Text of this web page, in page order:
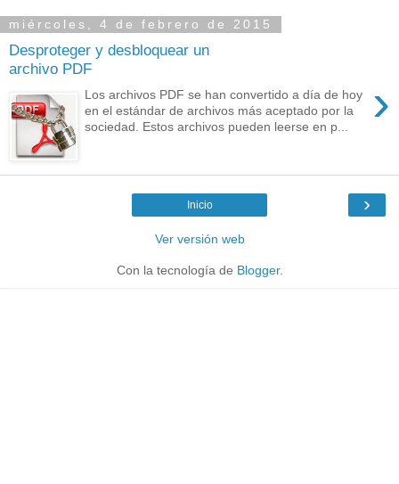
miércoles, 4 de febrero de 2015
Desproteger y desbloquear un
archivo PDF
›
Los archivos PDF se han convertido a día de hoy
en el estándar de archivos más aceptado por la
sociedad. Estos archivos pueden leerse en p...
›
Inicio
Ver versión web
Con la tecnología de Blogger.